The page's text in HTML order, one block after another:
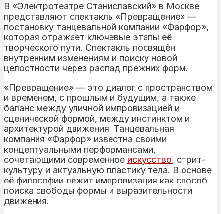
В «Электротеатре Станиславский» в Москве
представляют спектакль «Превращение» —
постановку танцевальной компании «Фарфор»,
которая отражает ключевые этапы её
творческого пути. Спектакль посвящён
внутренним изменениям и поиску новой
целостности через распад прежних форм.
«Превращение» — это диалог с пространством
и временем, с прошлым и будущим, а также
баланс между уличной импровизацией и
сценической формой, между инстинктом и
архитектурой движения. Танцевальная
компания «Фарфор» известна своими
концептуальными перформансами,
сочетающими современное искусство, стрит-
культуру и актуальную пластику тела. В основе
её философии лежит импровизация как способ
поиска свободы формы и выразительности
движения.